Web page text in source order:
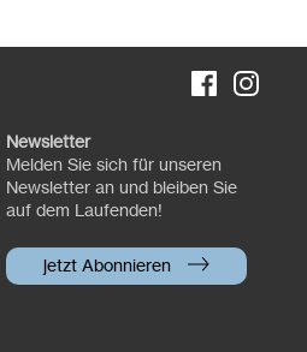
Newsletter
Melden Sie sich für unseren
Newsletter an und bleiben Sie
auf dem Laufenden!
jetzt Abonnieren